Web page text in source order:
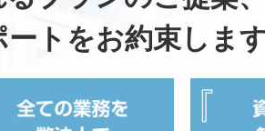
トをお約束します